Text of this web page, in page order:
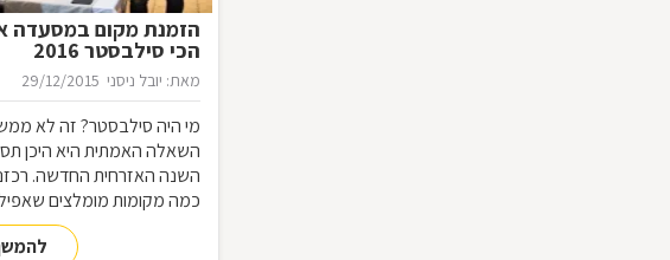
הזמנת מקום במסעדה
הכי סילבסטר 2016
מאת: יובל ניסני 29/12/2015
מי היה סילבסטר? זה לא
השאלה האמתית היא היכן
השנה האזרחית החדשה.
כמה מקומות מומלצים שאפילו
אליהם מקום און ליין